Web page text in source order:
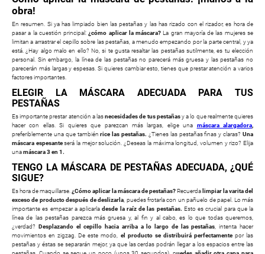
obra!
En resumen. Si ya has limpiado bien las pestañas y las has rizado con el rizador, es hora de
pasar a la cuestión principal: ¿cómo aplicar la máscara? La gran mayoría de las mujeres se
limitan a arrastrar el cepillo sobre las pestañas, a menudo empezando por la parte central, y ya
está. ¿Hay algo malo en ello? No, si te gusta resaltar las pestañas sutilmente, es tu elección
personal. Sin embargo, la línea de las pestañas no parecerá más gruesa y las pestañas no
parecerán más largas y espesas. Si quieres cambiar esto, tienes que prestar atención a varios
factores importantes.
ELEGIR LA MÁSCARA ADECUADA PARA TUS
PESTAÑAS
Es importante prestar atención a lasnecesidades de tus pestañasy a lo que realmente quieres
hacer con ellas. Si quieres que parezcan más largas, elige una máscara alargadora,
preferiblemente una que tambiénrice las pestañas. ¿Tienes las pestañas finas y claras?Una
máscara espesanteserá la mejor solución. ¿Deseas la máxima longitud, volumen y rizo? Elija
unamáscara 3 en 1.
TENGO LA MÁSCARA DE PESTAÑAS ADECUADA, ¿QUÉ
SIGUE?
Es hora de maquillarse. ¿Cómo aplicar la máscara de pestañas?Recuerda limpiar la varita del
exceso de producto después de deslizarla , puedes frotarla con un pañuelo de papel. Lo más
importante es empezar a aplicarladesde la raíz de las pestañas. Esto es crucial para que la
línea de las pestañas parezca más gruesa y, al fin y al cabo, es lo que todas queremos,
¿verdad? Desplazando el cepillo hacia arriba a lo largo de las pestañas , intenta hacer
movimientos en zigzag. De este modo,
el producto se distribuirá perfectamentepor las
pestañas y éstas se separarán mejor, ya que las cerdas podrán llegar a los espacios entre las